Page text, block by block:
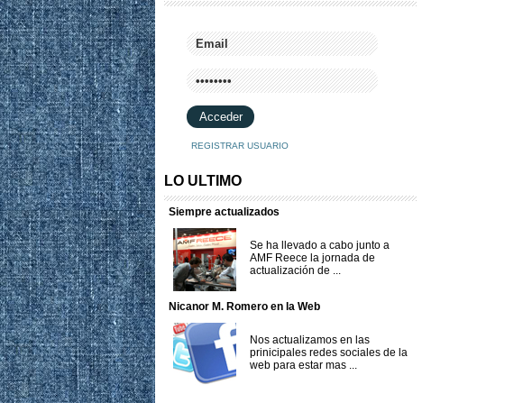
REGISTRAR USUARIO
LO ULTIMO
Siempre actualizados
Se ha llevado a cabo junto a
AMF Reece la jornada de
actualización de ...
Nicanor M. Romero en la Web
Nos actualizamos en las
prinicipales redes sociales de la
web para estar mas ...